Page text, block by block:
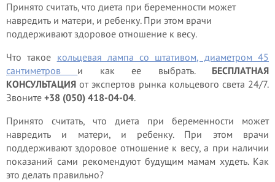
Принято считать, что диета при беременности может
навредить и матери, и ребенку. При этом врачи
поддерживают здоровое отношение к весу.
Что такое кольцевая лампа со штативом, диаметром 45
сантиметров и как ее выбрать. БЕСПЛАТНАЯ
КОНСУЛЬТАЦИЯ от экспертов рынка кольцевого света 24/7.
Звоните +38 (050) 418-04-04.
Принято считать, что диета при беременности может
навредить и матери, и ребенку. При этом врачи
поддерживают здоровое отношение к весу, а при наличии
показаний сами рекомендуют будущим мамам худеть. Как
это делать правильно?